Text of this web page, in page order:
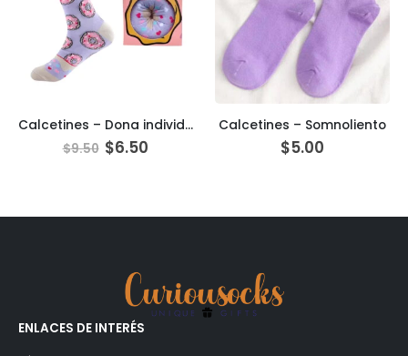
Calcetines – Dona individual
$9.50 $6.50
Calcetines – Somnoliento
$5.00
ENLACES DE INTERÉS